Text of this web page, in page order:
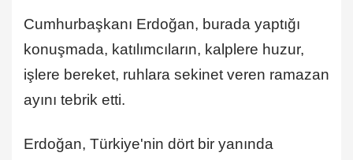
Cumhurbaşkanı Erdoğan, burada yaptığı
konuşmada, katılımcıların, kalplere huzur,
işlere bereket, ruhlara sekinet veren ramazan
ayını tebrik etti.
Erdoğan, Türkiye'nin dört bir yanında